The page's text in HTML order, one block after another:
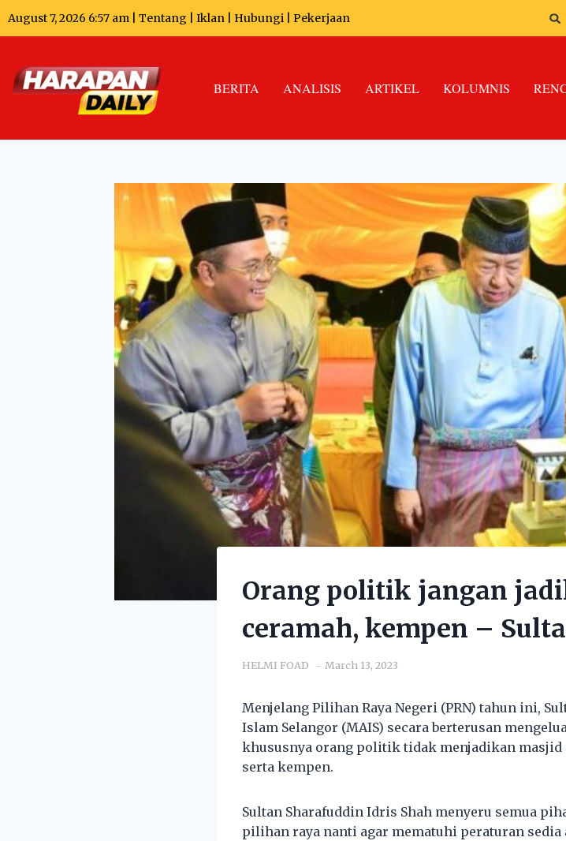
August 7, 2026 6:57 am | Tentang Iklan Hubungi Pekerjaan
BERITA ANALISIS ARTIKEL KOLUMNIS
Orang politik jangan
ceramah, kempen –
HELMI FOAD March 13, 2023
Menjelang Pilihan Raya Negeri (PRN) tahun ini,
Islam Selangor (MAIS) secara berterusan
khususnya orang politik tidak menjadikan masjid
serta kempen.
Sultan Sharafuddin Idris Shah menyeru semua
pilihan raya nanti agar mematuhi peraturan